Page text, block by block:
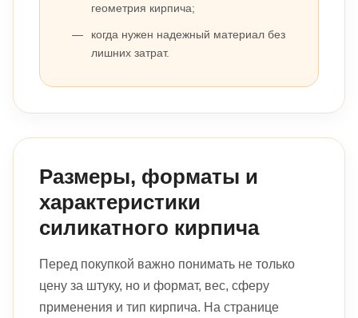
геометрия кирпича;
когда нужен надежный материал без
лишних затрат.
Размеры, форматы и
характеристики
силикатного кирпича
Перед покупкой важно понимать не только
цену за штуку, но и формат, вес, сферу
применения и тип кирпича. На странице